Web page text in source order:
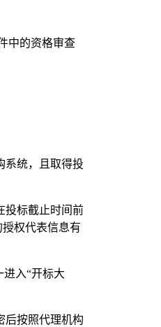
中的资格审查
系统，且取得投
投标截止时间前
权代表信息有
进入“开标大
后按照代理机构